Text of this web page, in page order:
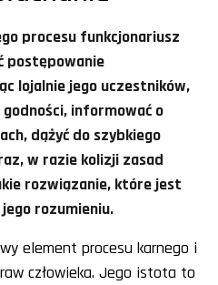
procesu funkcjonariusz
postępowanie
lojalnie jego uczestników,
informować o
dążyć do szybkiego
w razie kolizji zasad
rozwiązanie, które jest
rozumieniu.
element procesu karnego i
człowieka. Jego istota to